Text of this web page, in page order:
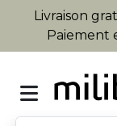
Livraison
Paiement